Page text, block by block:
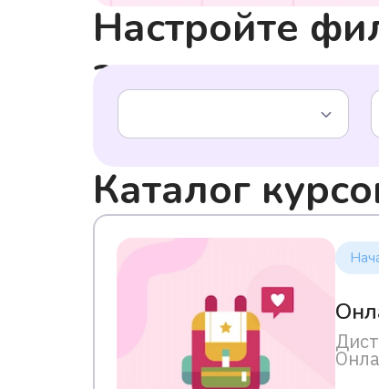
Настройте
запрос
Каталог
—